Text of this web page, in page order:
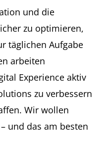
und die
zu optimieren,
täglichen Aufgabe
arbeiten
Experience aktiv
zu verbessern
Wir wollen
und das am besten